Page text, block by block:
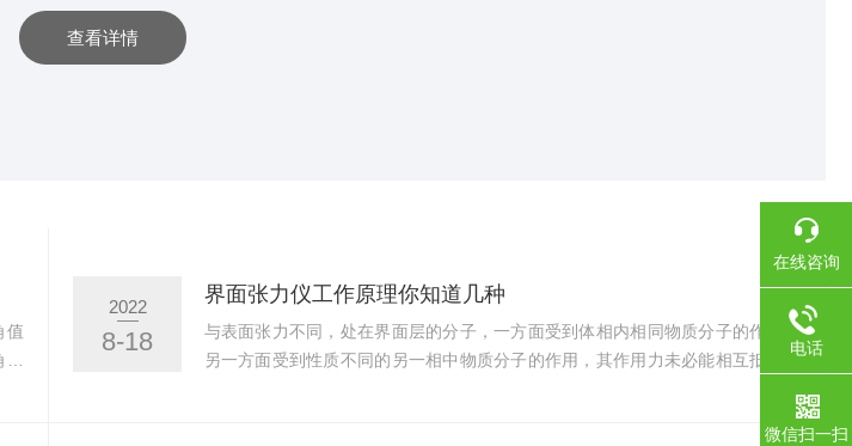
力仪可稳定完成微量数值检测，为化工配方研究与性能评估提供精准实验数据。1、精密动力升
降平台升降平台用于承载样品器皿，可实现微米级平稳升降与微调定位。运行过程无明显抖动与
查看详情
值
2022
8-18
界面张力仪工作原理你知道几种
与表面张力不同，处在界面层的分子，一方面受到体相内相同物质分子的作用，
另一方面受到性质不同的另一相中物质分子的作用，其作用力未必能相互抵消。
二种：铂金环法和铂金板法铂金环法铂金环法是一种传统的测试方法，从发明到
在线咨询
电话
微信扫一扫